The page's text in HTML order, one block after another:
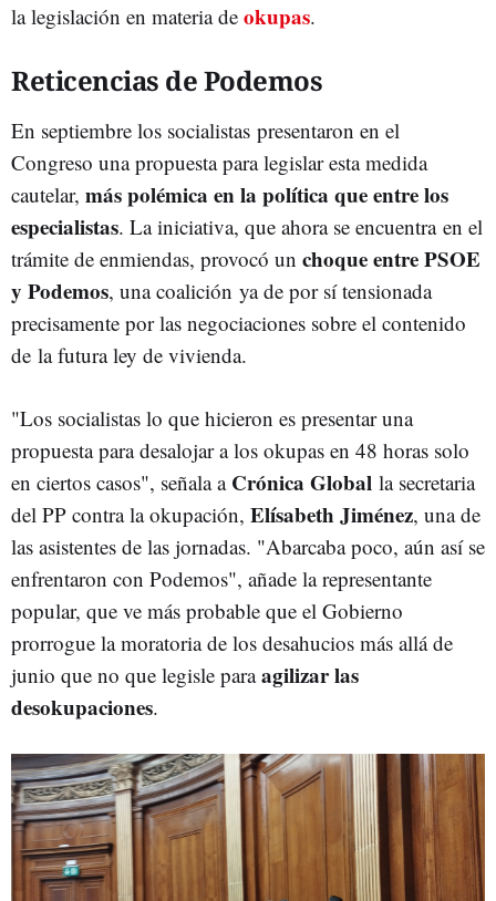
la legislación en materia de okupas.
Reticencias de Podemos
En septiembre los socialistas presentaron en el
Congreso una propuesta para legislar esta medida
cautelar, más polémica en la política que entre los
especialistas. La iniciativa, que ahora se encuentra en el
trámite de enmiendas, provocó un choque entre PSOE
y Podemos, una coalición ya de por sí tensionada
precisamente por las negociaciones sobre el contenido
de la futura ley de vivienda.
"Los socialistas lo que hicieron es presentar una
propuesta para desalojar a los okupas en 48 horas solo
en ciertos casos", señala a Crónica Global la secretaria
del PP contra la okupación, Elísabeth Jiménez, una de
las asistentes de las jornadas. "Abarcaba poco, aún así se
enfrentaron con Podemos", añade la representante
popular, que ve más probable que el Gobierno
prorrogue la moratoria de los desahucios más allá de
junio que no que legisle paraagilizar las
desokupaciones.